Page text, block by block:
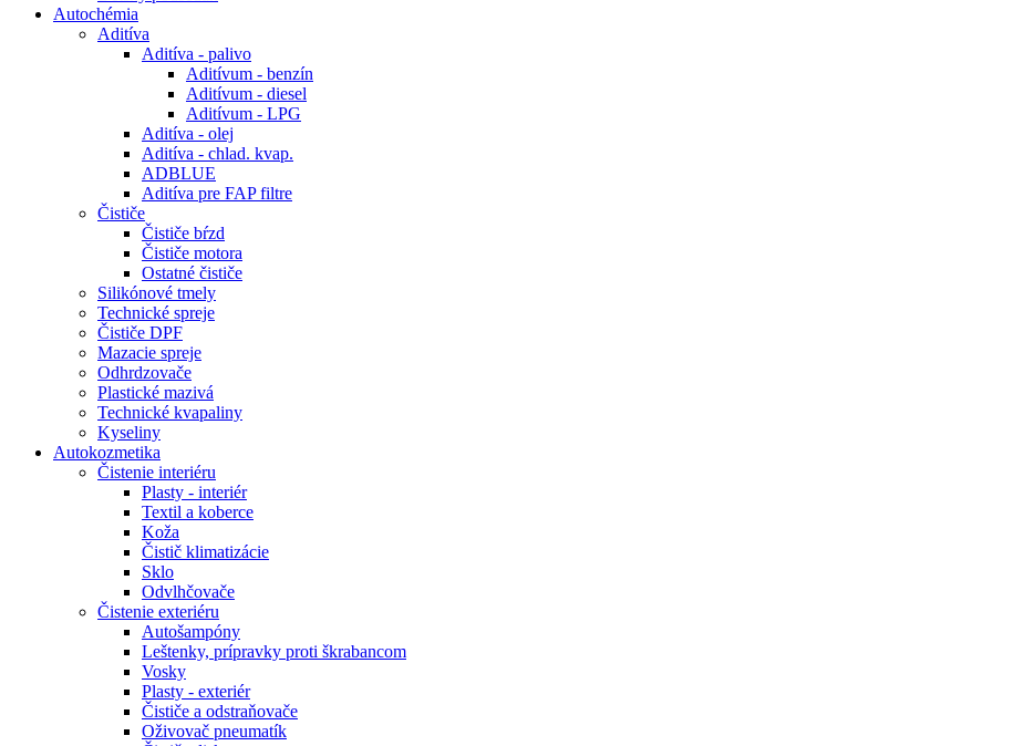
Autochémia
Aditíva
Aditíva - palivo
Aditívum - benzín
Aditívum - diesel
Aditívum - LPG
Aditíva - olej
Aditíva - chlad. kvap.
ADBLUE
Aditíva pre FAP filtre
Čističe
Čističe bŕzd
Čističe motora
Ostatné čističe
Silikónové tmely
Technické spreje
Čističe DPF
Mazacie spreje
Odhrdzovače
Plastické mazivá
Technické kvapaliny
Kyseliny
Autokozmetika
Čistenie interiéru
Plasty - interiér
Textil a koberce
Koža
Čistič klimatizácie
Sklo
Odvlhčovače
Čistenie exteriéru
Autošampóny
Leštenky, prípravky proti škrabancom
Vosky
Plasty - exteriér
Čističe a odstraňovače
Oživovač pneumatík